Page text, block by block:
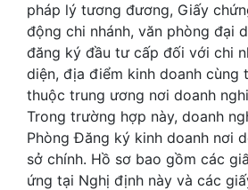
pháp lý tương đương, Giấy
động chi nhánh, văn phòng đại
đăng ký đầu tư cấp đối với chi
diện, địa điểm kinh doanh cùng
thuộc trung ương nơi doanh
Trong trường hợp này, doanh
Phòng Đăng ký kinh doanh nơi
sở chính. Hồ sơ bao gồm các
ứng tại Nghị định này và các